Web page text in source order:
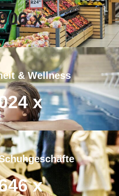
x
& Wellness
x
x